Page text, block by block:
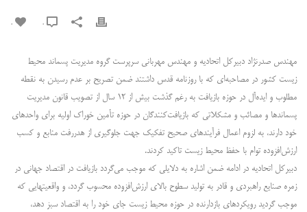
0
مهندس صدرنژاد دبیرکل اتحادیه و مهندس مهربانی سرپرست گروه مدیریت پسماند محیط
زیست کشور در مصاحبه‌ای که با روزنامه قدس داشتند ضمن تصریح بر عدم رسیدن به نقطه
مطلوب و ایده‌آل در حوزه بازیافت به رغم گذشت بیش از ۱۲ سال از تصویب قانون مدیریت
پسماندها و مصائب و مشکلاتی که بازیافت‌کنندگان در حوزه تأمین خوراک اولیه برای واحدهای
خود دارند، به لزوم اعمال فرآیندهای صحیح تفکیک جهت جلوگیری از هدررفت منابع و کسب
ارزش‌افزوده توام با حفظ محیط زیست تاکید کردند.
دبیرکل اتحادیه در ادامه ضمن اشاره به دلایلی که موجب می‌گردد بازیافت در اقتصاد جهانی در
زمره صنایع راهبردی و قادر به تولید سطوح بالای ارزش‌افزوده محسوب گردد، و واقعیتهایی که
موجب گردید رویکردهای بازدارنده در حوزه محیط زیست جای خود را به اقتصاد سبز دهد،